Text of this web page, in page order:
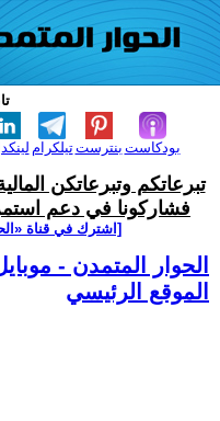
تيلكرامبنترست بودكاست
تبرعاتكم وتبرعاتكن
فشاركونا في دعم
[اشترك في قناة
الحوار المتمدن -
الموقع الرئيسي